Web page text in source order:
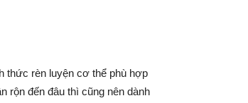
thức rèn luyện cơ thể phù hợp
rộn đến đâu thì cũng nên dành